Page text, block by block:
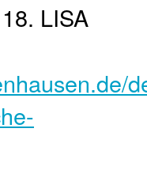
LISA